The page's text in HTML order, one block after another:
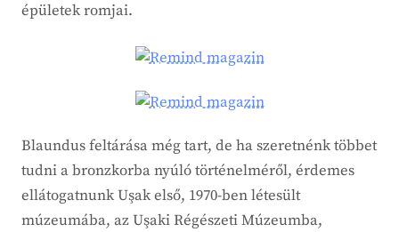
épületek romjai.
Blaundus feltárása még tart, de ha szeretnénk többet
tudni a bronzkorba nyúló történelméről, érdemes
ellátogatnunk Uşak első, 1970-ben létesült
múzeumába, az Uşaki Régészeti Múzeumba,